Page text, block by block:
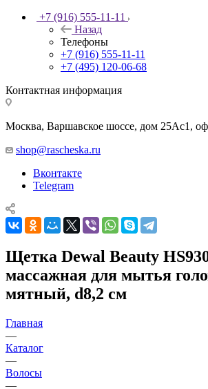
+7 (916) 555-11-11
Назад
Телефоны
+7 (916) 555-11-11
+7 (495) 120-06-68
Контактная информация
Москва, Варшавское шоссе, дом 25Аc1,
shop@rascheska.ru
Вконтакте
Telegram
Щетка Dewal Beauty
массажная для мытья
мятный, d8,2 см
Главная
—
Каталог
—
Волосы
—